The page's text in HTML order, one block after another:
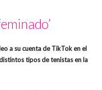
a su cuenta de TikTok en el
tipos de tenistas en la